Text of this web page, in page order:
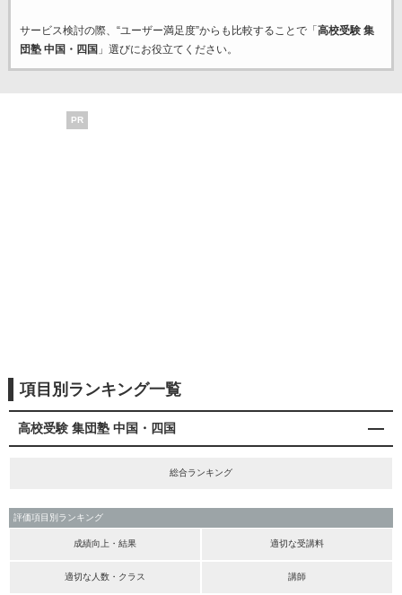
サービス検討の際、“ユーザー満足度”からも比較することで「 高校受験 集
団塾 中国・四国 」選びにお役立てください。
PR
項目別ランキング一覧
高校受験 集団塾 中国・四国
総合ランキング
評価項目別ランキング
成績向上・結果 適切な受講料
適切な人数・クラス 講師